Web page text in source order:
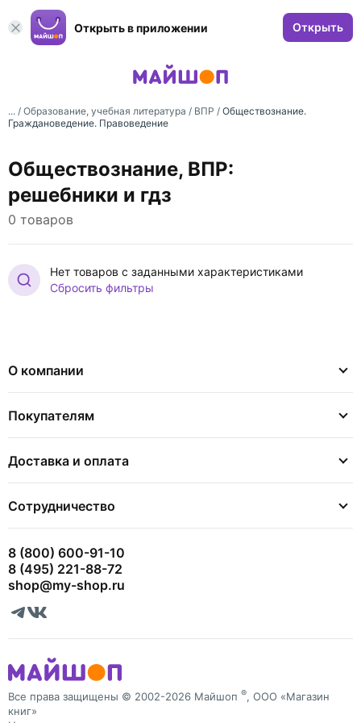
Открыть в приложении Открыть
... / Образование, учебная литература / ВПР / Обществознание.
Граждановедение. Правоведение
Обществознание, ВПР:
решебники и гдз
0 товаров
Нет товаров с заданными характеристиками
Сбросить фильтры
О компании
Покупателям
Доставка и оплата
Сотрудничество
8 (800) 600-91-10
8 (495) 221-88-72
shop@my-shop.ru
Все права защищены © 2002-2026 Майшоп ®, ООО «Магазин
книг»